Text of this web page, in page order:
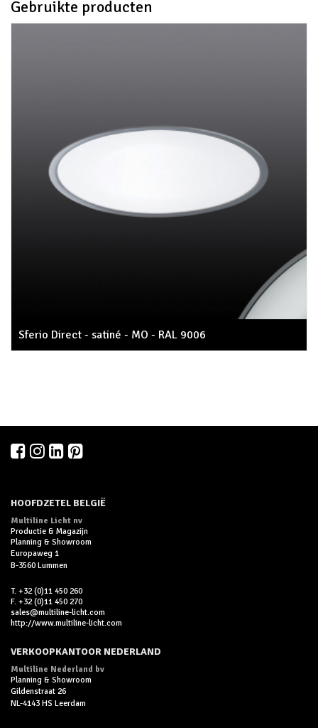
Gebruikte producten
Sferio Direct - satiné - MO - RAL 9006
HOOFDZETEL BELGIË
Multiline Licht nv
Productie & Magazijn
Planning & Showroom
Europaweg 1
B-3560 Lummen
T. +32 (0)11 450 260
F. +32 (0)11 450 270
sales@multiline-licht.com
http://www.multiline-licht.com
VERKOOPKANTOOR NEDERLAND
Multiline Nederland bv
Planning & Showroom
Gildenstraat 26
NL-4143 HS Leerdam